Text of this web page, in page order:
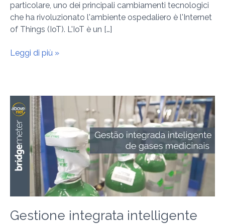
particolare, uno dei principali cambiamenti tecnologici
che ha rivoluzionato l'ambiente ospedaliero è l'Internet
of Things (IoT). L'IoT è un […]
Leggi di più »
Gestione integrata intelligente
Gestione
intelligente
integrata
dei
gas
medicali